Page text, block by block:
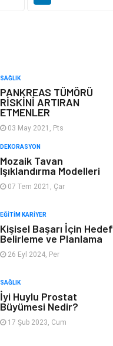
Emlak
Genel Kültür
Gençlik ve
Eğlence
Astroloji
Spor Malzemeleri
İnternet
SAĞLIK
PANKREAS TÜMÖRÜ
RİSKİNİ ARTIRAN
ETMENLER
03 May 2021, Pts
DEKORASYON
Mozaik Tavan
Işıklandırma Modelleri
07 Tem 2021, Çar
EĞITIM KARIYER
Kişisel Başarı İçin Hedef
Belirleme ve Planlama
26 Eyl 2024, Per
SAĞLIK
İyi Huylu Prostat
Büyümesi Nedir?
17 Şub 2023, Cum